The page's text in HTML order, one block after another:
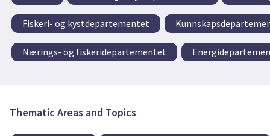
Fiskeri- og kystdepartementet
Nærings- og fiskeridepartementet
Thematic Areas and Topics